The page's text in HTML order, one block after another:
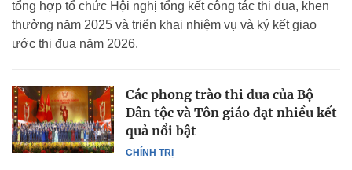
tổng hợp tổ chức Hội nghị tổng kết công tác thi đua, khen
thưởng năm 2025 và triển khai nhiệm vụ và ký kết giao
ước thi đua năm 2026.
CHÍNH TRỊ
Các phong trào thi đua của Bộ
Dân tộc và Tôn giáo đạt nhiều kết
quả nổi bật